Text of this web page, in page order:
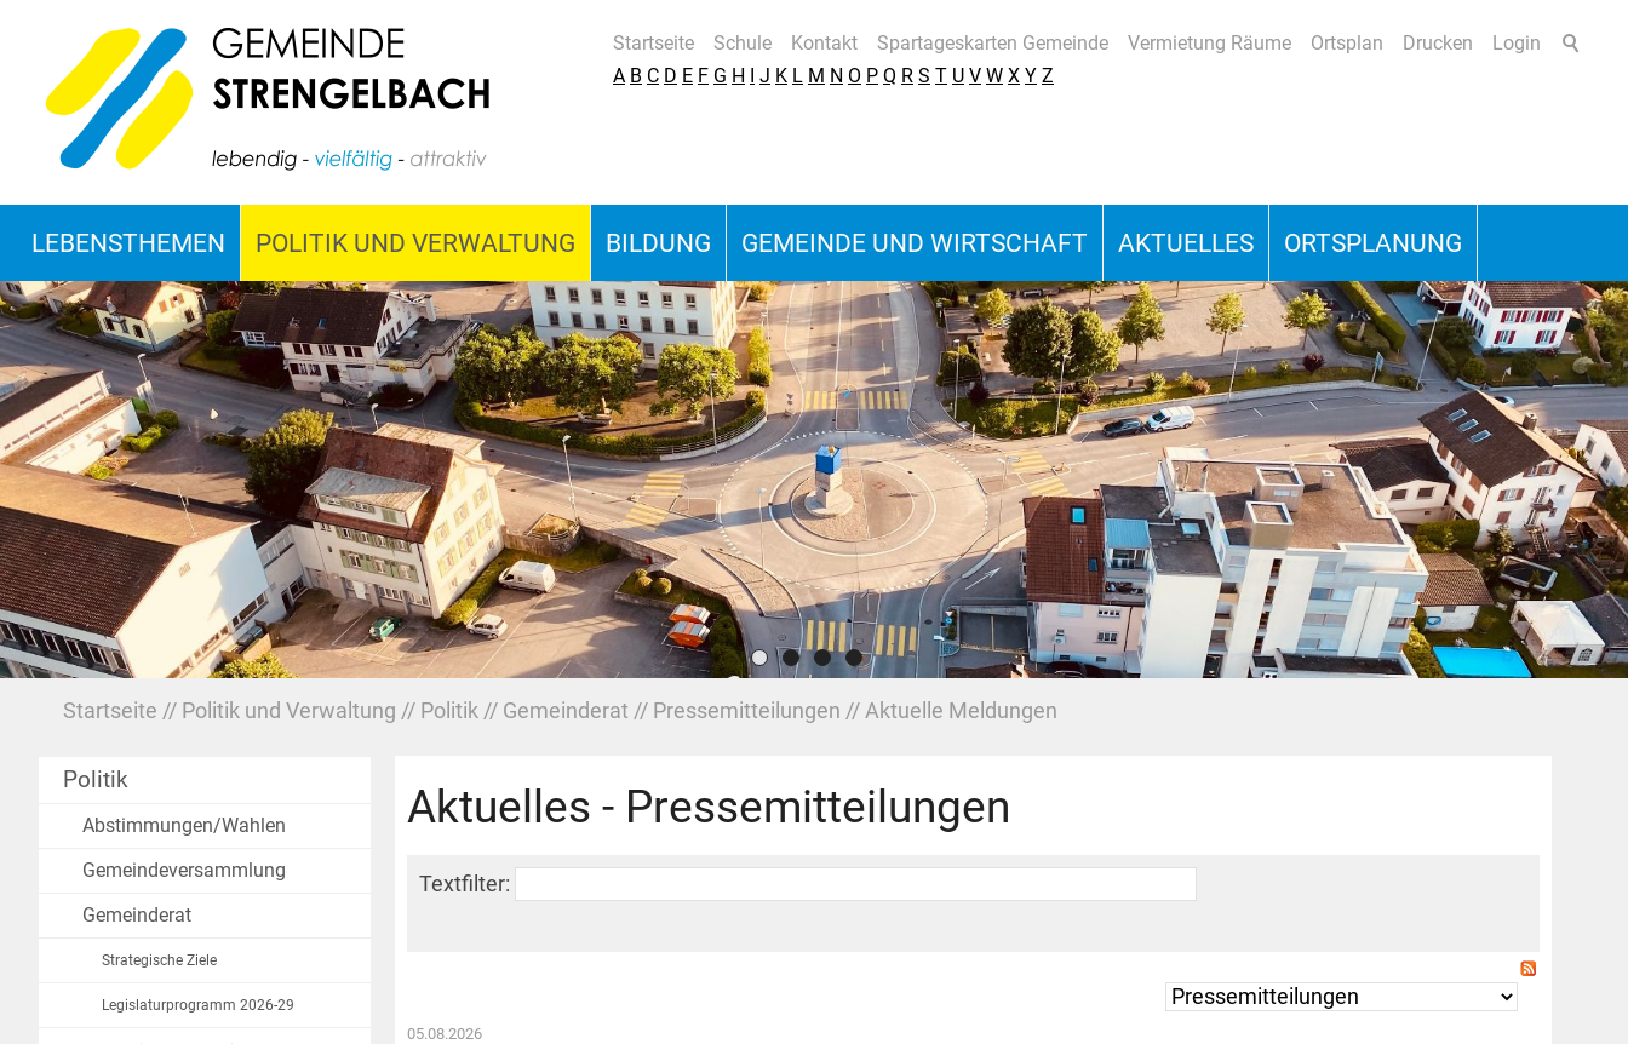
Startseite Schule Kontakt Spartageskarten Gemeinde Vermietung Räume Ortsplan Drucken
Login
A B C D E F G H I J K L M N O P Q R S T U V W X Y Z
LEBENSTHEMEN POLITIK UND VERWALTUNG BILDUNG GEMEINDE UND WIRTSCHAFT AKTUELLES ORTSPLANUNG
Startseite Politik und Verwaltung Politik Gemeinderat Pressemitteilungen Aktuelle Meldungen
Politik
Abstimmungen/Wahlen
Gemeindeversammlung
Gemeinderat
Strategische Ziele
Legislaturprogramm 2026-29
Aktuelles - Pressemitteilungen
Textfilter:
05.08.2026